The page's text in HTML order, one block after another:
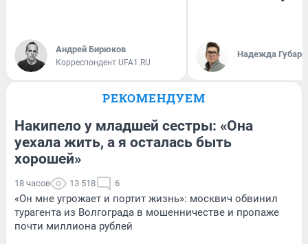
Андрей Бирюков
Корреспондент UFA1.RU
Надежда Губарь
РЕКОМЕНДУЕМ
Накипело у младшей сестры: «Она
уехала жить, а я осталась быть
хорошей»
18 часов 13 518 6
«Он мне угрожает и портит жизнь»: москвич обвинил
турагента из Волгограда в мошенничестве и пропаже
почти миллиона рублей